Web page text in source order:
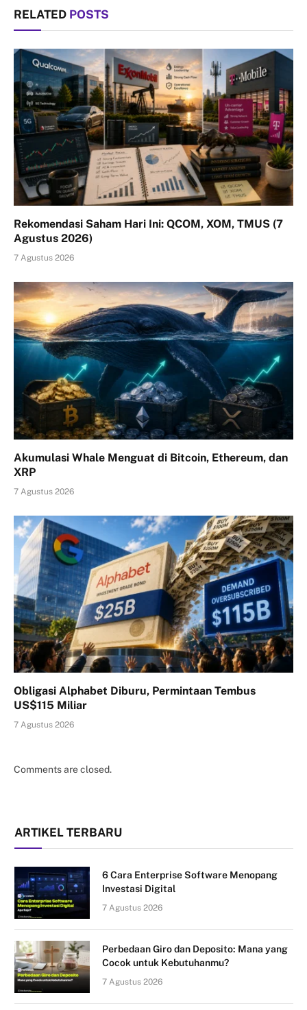
RELATED POSTS
Rekomendasi Saham Hari Ini: QCOM, XOM, TMUS (7
Agustus 2026)
7 Agustus 2026
Akumulasi Whale Menguat di Bitcoin, Ethereum, dan
XRP
7 Agustus 2026
Obligasi Alphabet Diburu, Permintaan Tembus
US$115 Miliar
7 Agustus 2026
Comments are closed.
ARTIKEL TERBARU
6 Cara Enterprise Software Menopang
Investasi Digital
7 Agustus 2026
Perbedaan Giro dan Deposito: Mana yang
Cocok untuk Kebutuhanmu?
7 Agustus 2026